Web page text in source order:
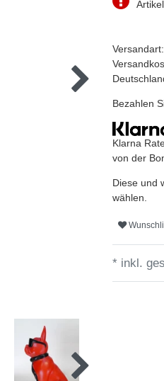
Versandart:
Bezahlen
Klarna
von der
Diese und
wählen.
* inkl.